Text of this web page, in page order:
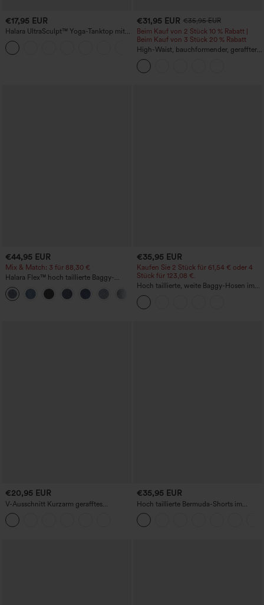
€17,95 EUR
Halara UltraSculpt™ Yoga-Tanktop mit
doppelten Trägern und gedrehtem
Rückendesign
+11
€31,95 EUR €35,95 EUR
Beim Kauf von 2 Stück 10 % Rabatt |
Beim Kauf von 3 Stück 20 % Rabatt
High-Waist, bauchformender, geraffter
Midirock mit geschwungenem Saum, 2-
in-1 Fleece/PU, lässig
€44,95 EUR
Mix & Match: 3 für 88,30 €
Halara Flex™ hoch taillierte Baggy-
Jeans mit Taschen, weitem Bein,
stonewashed, lässig
€35,95 EUR
Kaufen Sie 2 Stück für 61,54 € oder 4
Stück für 123,08 €.
Hoch taillierte, weite Baggy-Hosen im
Casual-Stil mit Taschen
€20,95 EUR
V-Ausschnitt Kurzarm gerafftes
schlichtes Freizeit-T-Shirt
€35,95 EUR
Hoch taillierte Bermuda-Shorts im
Resort-Look, Leinen-Optik, mit
umgeschlagenem Saum, 10'' und
Taschen